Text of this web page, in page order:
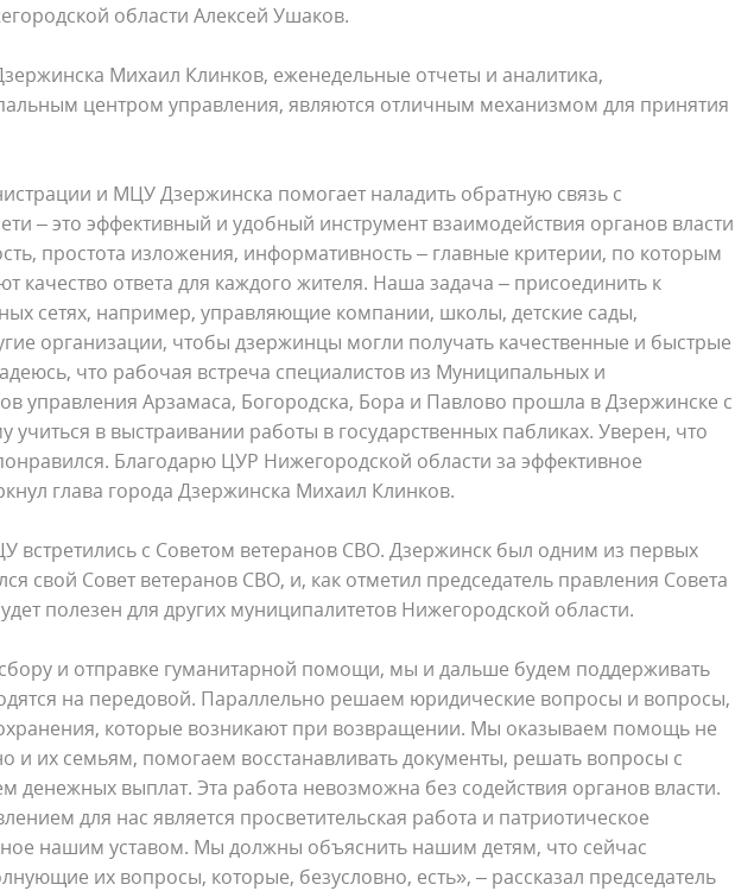
области Алексей Ушаков.
Михаил Клинков, еженедельные отчеты и аналитика,
центром управления, являются отличным механизмом для принятия
и МЦУ Дзержинска помогает наладить обратную связь с
– это эффективный и удобный инструмент взаимодействия органов власти
простота изложения, информативность – главные критерии, по которым
качество ответа для каждого жителя. Наша задача – присоединить к
сетях, например, управляющие компании, школы, детские сады,
организации, чтобы дзержинцы могли получать качественные и быстрые
что рабочая встреча специалистов из Муниципальных и
управления Арзамаса, Богородска, Бора и Павлово прошла в Дзержинске с
в выстраивании работы в государственных пабликах. Уверен, что
Благодарю ЦУР Нижегородской области за эффективное
глава города Дзержинска Михаил Клинков.
встретились с Советом ветеранов СВО. Дзержинск был одним из первых
свой Совет ветеранов СВО, и, как отметил председатель правления Совета
полезен для других муниципалитетов Нижегородской области.
и отправке гуманитарной помощи, мы и дальше будем поддерживать
на передовой. Параллельно решаем юридические вопросы и вопросы,
которые возникают при возвращении. Мы оказываем помощь не
и их семьям, помогаем восстанавливать документы, решать вопросы с
выплат. Эта работа невозможна без содействия органов власти.
для нас является просветительская работа и патриотическое
нашим уставом. Мы должны объяснить нашим детям, что сейчас
их вопросы, которые, безусловно, есть», – рассказал председатель